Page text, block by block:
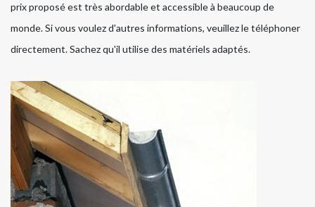
prix proposé est très abordable et accessible à beaucoup de
monde. Si vous voulez d'autres informations, veuillez le téléphoner
directement. Sachez qu'il utilise des matériels adaptés.